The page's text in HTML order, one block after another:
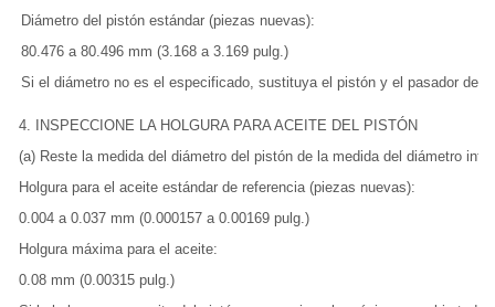
Diámetro del pistón estándar (piezas nuevas):
80.476 a 80.496 mm (3.168 a 3.169 pulg.)
Si el diámetro no es el especificado, sustituya el pistón y el pasador del
4. INSPECCIONE LA HOLGURA PARA ACEITE DEL PISTÓN
(a) Reste la medida del diámetro del pistón de la medida del diámetro
Holgura para el aceite estándar de referencia (piezas nuevas):
0.004 a 0.037 mm (0.000157 a 0.00169 pulg.)
Holgura máxima para el aceite:
0.08 mm (0.00315 pulg.)